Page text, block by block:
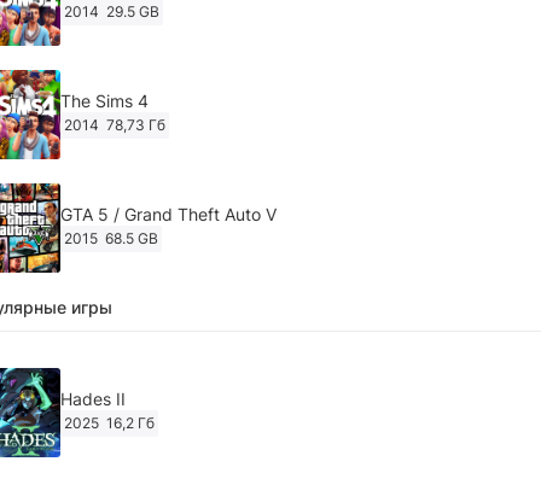
2014 29.5 GB
The Sims 4
2014 78,73 Гб
GTA 5 / Grand Theft Auto V
2015 68.5 GB
Ghost of Tsushima: Director's Cut v.1053.8.1023.1614
игры
Hades II
2025 16,2 Гб